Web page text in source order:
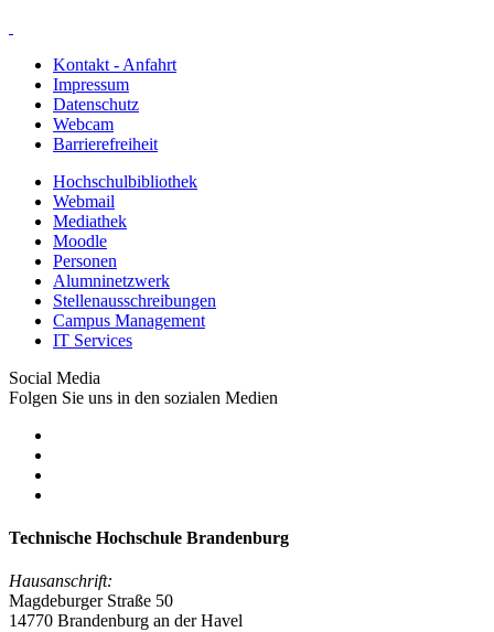
Kontakt - Anfahrt
Impressum
Datenschutz
Webcam
Barrierefreiheit
Hochschulbibliothek
Webmail
Mediathek
Moodle
Personen
Alumninetzwerk
Stellenausschreibungen
Campus Management
IT Services
Social Media
Folgen Sie uns in den sozialen Medien
Technische Hochschule Brandenburg
Hausanschrift:
Magdeburger Straße 50
14770 Brandenburg an der Havel